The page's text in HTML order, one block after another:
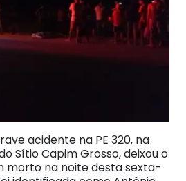
acidente na PE 320, na
Sítio Capim Grosso, deixou o
morto na noite desta sexta-